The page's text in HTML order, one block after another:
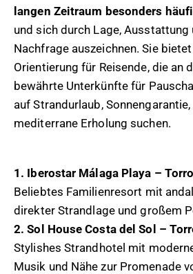
langen Zeitraum besonders
und sich durch Lage,
Nachfrage auszeichnen. Sie
Orientierung für Reisende, die an
bewährte Unterkünfte für
auf Strandurlaub,
mediterrane Erholung suchen.
1. Iberostar Málaga Playa –
Beliebtes Familienresort mit
direkter Strandlage und großem
2. Sol House Costa del Sol –
Stylishes Strandhotel mit
Musik und Nähe zur Promenade